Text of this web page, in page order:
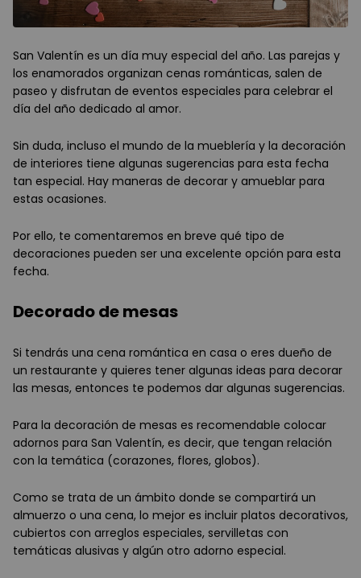
San Valentín es un día muy especial del año. Las parejas y
los enamorados organizan cenas románticas, salen de
paseo y disfrutan de eventos especiales para celebrar el
día del año dedicado al amor.
Sin duda, incluso el mundo de la mueblería y la decoración
de interiores tiene algunas sugerencias para esta fecha
tan especial. Hay maneras de decorar y amueblar para
estas ocasiones.
Por ello, te comentaremos en breve qué tipo de
decoraciones pueden ser una excelente opción para esta
fecha.
Decorado de mesas
Si tendrás una cena romántica en casa o eres dueño de
un restaurante y quieres tener algunas ideas para decorar
las mesas, entonces te podemos dar algunas sugerencias.
Para la decoración de mesas es recomendable colocar
adornos para San Valentín, es decir, que tengan relación
con la temática (corazones, flores, globos).
Como se trata de un ámbito donde se compartirá un
almuerzo o una cena, lo mejor es incluir platos decorativos,
cubiertos con arreglos especiales, servilletas con
temáticas alusivas y algún otro adorno especial.